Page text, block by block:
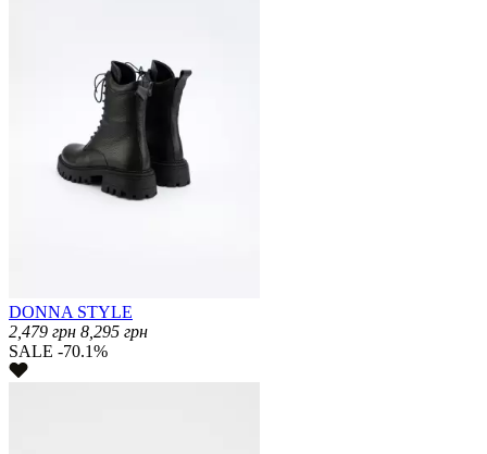
DONNA STYLE
2,479 грн 8,295 грн
SALE -70.1%